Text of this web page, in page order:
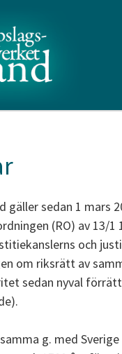
gäller sedan 1 mars
(RO) av
och
om riksrätt av
sedan nyval
g. med